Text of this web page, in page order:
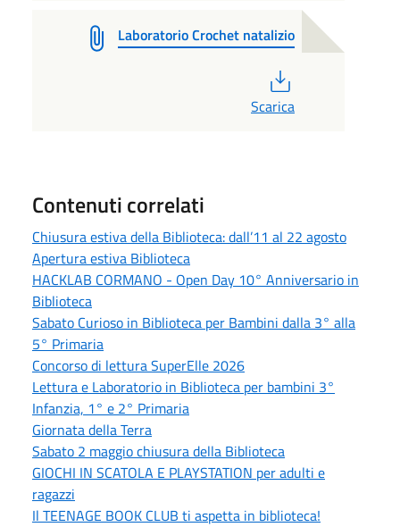
Laboratorio Crochet natalizio
Scarica
Contenuti correlati
Chiusura estiva della Biblioteca: dall’11 al 22 agosto
Apertura estiva Biblioteca
HACKLAB CORMANO - Open Day 10° Anniversario in
Biblioteca
Sabato Curioso in Biblioteca per Bambini dalla 3° alla
5° Primaria
Concorso di lettura SuperElle 2026
Lettura e Laboratorio in Biblioteca per bambini 3°
Infanzia, 1° e 2° Primaria
Giornata della Terra
Sabato 2 maggio chiusura della Biblioteca
GIOCHI IN SCATOLA E PLAYSTATION per adulti e
ragazzi
Il TEENAGE BOOK CLUB ti aspetta in biblioteca!